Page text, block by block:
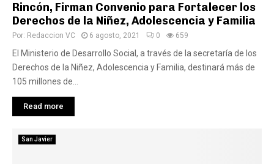
Rincón, Firman Convenio para Fortalecer los
Derechos de la Niñez, Adolescencia y Familia
Por: Redaccion VC 6 agosto, 2021 0 659
El Ministerio de Desarrollo Social, a través de la secretaría de los
Derechos de la Niñez, Adolescencia y Familia, destinará más de
105 millones de...
Read more
San Javier